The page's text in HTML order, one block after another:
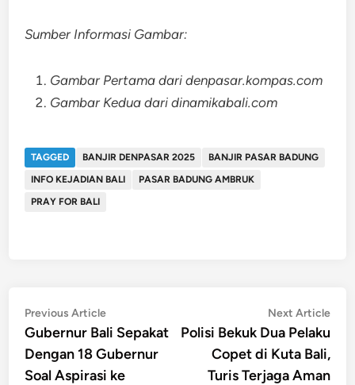
Sumber Informasi Gambar:
Gambar Pertama dari denpasar.kompas.com
Gambar Kedua dari dinamikabali.com
TAGGED BANJIR DENPASAR 2025
BANJIR PASAR BADUNG
INFO KEJADIAN BALI
PASAR BADUNG AMBRUK
PRAY FOR BALI
Post
navigation
Previous ArticlePrevious
article:
Gubernur Bali Sepakat
Dengan 18 Gubernur
Soal Aspirasi ke
Next Article
Polisi Bekuk Dua Pelaku
Copet di Kuta Bali,
Turis Terjaga Aman